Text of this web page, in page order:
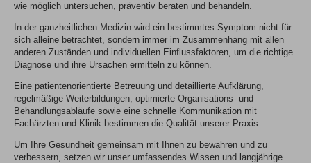
wie möglich untersuchen, präventiv beraten und behandeln.
In der ganzheitlichen Medizin wird ein bestimmtes Symptom nicht für
sich alleine betrachtet, sondern immer im Zusammenhang mit allen
anderen Zuständen und individuellen Einflussfaktoren, um die richtige
Diagnose und ihre Ursachen ermitteln zu können.
Eine patientenorientierte Betreuung und detaillierte Aufklärung,
regelmäßige Weiterbildungen, optimierte Organisations- und
Behandlungsabläufe sowie eine schnelle Kommunikation mit
Fachärzten und Klinik bestimmen die Qualität unserer Praxis.
Um Ihre Gesundheit gemeinsam mit Ihnen zu bewahren und zu
verbessern, setzen wir unser umfassendes Wissen und langjährige